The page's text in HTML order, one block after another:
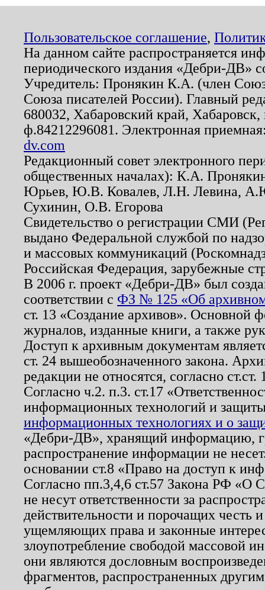
Пользовательское соглашение,
На данном сайте распространяется
периодического издания «Дебри-ДВ»
Учредитель: Пронякин К.А. (член
Союза писателей России). Главный
680032, Хабаровский край,
ф.84212296081. Электронная
dv.com
Редакционный совет электронного
общественных началах): К.А.
Юрьев, Ю.В. Ковалев, Л.Н. Левина,
Сухинин, О.В. Егорова
Свидетельство о регистрации СМИ
выдано Федеральной службой по
и массовых коммуникаций
Российская Федерация, зарубежные
В 2006 г. проект «Дебри-ДВ» был
соответствии с ФЗ № 125 «Об
ст. 13 «Создание архивов». Основной
журналов, изданные книги, а также
Доступ к архивным документам
ст. 24 вышеобозначенного закона.
редакции не относятся, согласно
Согласно ч.2. п.3. ст.17
информационных технологий и
информационных технологиях и о
«Дебри-ДВ», хранящий информацию,
распространение информации не
основании ст.8 «Право на доступ к
Согласно пп.3,4,6 ст.57 Закона РФ «О
не несут ответственности за
действительности и порочащих честь
ущемляющих права и законные
злоупотребление свободой массовой
они являются дословным
фрагментов, распространенных